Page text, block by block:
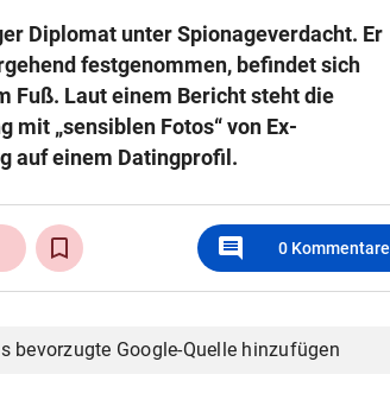
Diplomat unter Spionageverdacht. Er
festgenommen, befindet sich
Fuß. Laut einem Bericht steht die
mit „sensiblen Fotos“ von Ex-
auf einem Datingprofil.
comment 0 Kommentare
bevorzugte Google-Quelle hinzufügen